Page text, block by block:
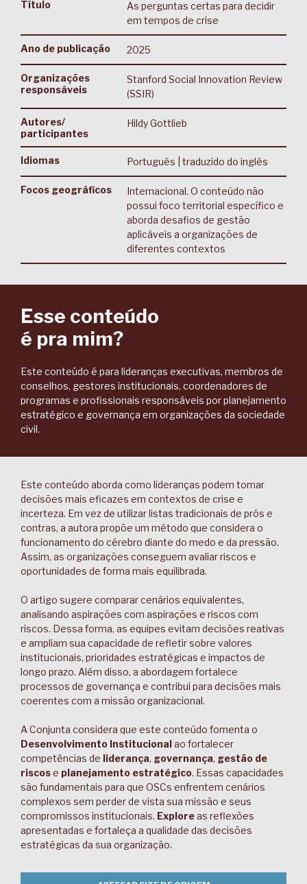
Título
As perguntas certas para decidir
em tempos de crise
Ano de publicação 2025
Organizações
responsáveis
Stanford Social Innovation Review
(SSIR)
Autores/
participantes
Hildy Gottlieb
Idiomas Português | traduzido do inglês
Focos geográficos
Internacional. O conteúdo não
possui foco territorial específico e
aborda desafios de gestão
aplicáveis a organizações de
diferentes contextos
Esse conteúdo
é pra mim?
Este conteúdo é para lideranças executivas, membros de
conselhos, gestores institucionais, coordenadores de
programas e profissionais responsáveis por planejamento
estratégico e governança em organizações da sociedade
civil.
Este conteúdo aborda como lideranças podem tomar
decisões mais eficazes em contextos de crise e
incerteza. Em vez de utilizar listas tradicionais de prós e
contras, a autora propõe um método que considera o
funcionamento do cérebro diante do medo e da pressão.
Assim, as organizações conseguem avaliar riscos e
oportunidades de forma mais equilibrada.
O artigo sugere comparar cenários equivalentes,
analisando aspirações com aspirações e riscos com
riscos. Dessa forma, as equipes evitam decisões reativas
e ampliam sua capacidade de refletir sobre valores
institucionais, prioridades estratégicas e impactos de
longo prazo. Além disso, a abordagem fortalece
processos de governança e contribui para decisões mais
coerentes com a missão organizacional.
A Conjunta considera que este conteúdo fomenta o
Desenvolvimento Institucionalao fortalecer
competências de liderança, governança, gestão de
riscose planejamento estratégico. Essas capacidades
são fundamentais para que OSCs enfrentem cenários
complexos sem perder de vista sua missão e seus
compromissos institucionais. Exploreas reflexões
apresentadas e fortaleça a qualidade das decisões
estratégicas da sua organização.